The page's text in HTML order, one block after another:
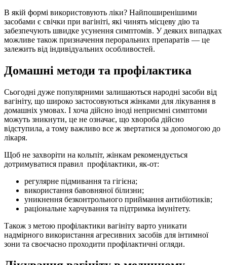
В якій формі використовують ліки? Найпоширенішими
засобами є свічки при вагініті, які чинять місцеву дію та
забезпечують швидке усунення симптомів. У деяких випадках
можливе також призначення пероральних препаратів — це
залежить від індивідуальних особливостей.
Домашні методи та профілактика
Сьогодні дуже популярними залишаються народні засоби від
вагініту, що широко застосовуються жінками для лікування в
домашніх умовах. І хоча дійсно іноді неприємні симптоми
можуть зникнути, це не означає, що хвороба дійсно
відступила, а тому важливо все ж звертатися за допомогою до
лікаря.
Щоб не захворіти на кольпіт, жінкам рекомендується
дотримуватися правил профілактики, як-от:
регулярне підмивання та гігієна;
використання бавовняної білизни;
уникнення безконтрольного приймання антибіотиків;
раціональне харчування та підтримка імунітету.
Також з метою профілактики вагініту варто уникати
надмірного використання агресивних засобів для інтимної
зони та своєчасно проходити профілактичні огляди.